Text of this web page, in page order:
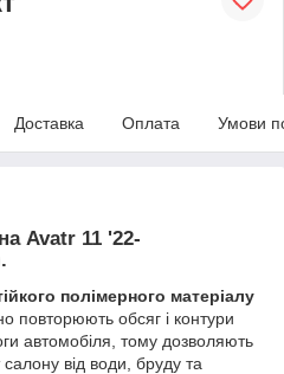
Доставка Оплата Умови
Avatr 11 '22-
полімерного матеріалу
повторюють обсяг і контури
автомобіля, тому дозволяють
від води, бруду та